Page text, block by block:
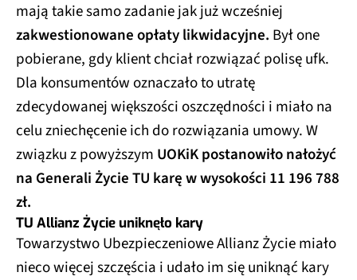
mają takie samo zadanie jak już wcześniej
zakwestionowane opłaty likwidacyjne. Był one
pobierane, gdy klient chciał rozwiązać polisę ufk.
Dla konsumentów oznaczało to utratę
zdecydowanej większości oszczędności i miało na
celu zniechęcenie ich do rozwiązania umowy. W
związku z powyższym UOKiK postanowiło nałożyć
na Generali Życie TU karę w wysokości 11 196 788
zł.
TU Allianz Życie uniknęło kary
Towarzystwo Ubezpieczeniowe Allianz Życie miało
nieco więcej szczęścia i udało im się uniknąć kary